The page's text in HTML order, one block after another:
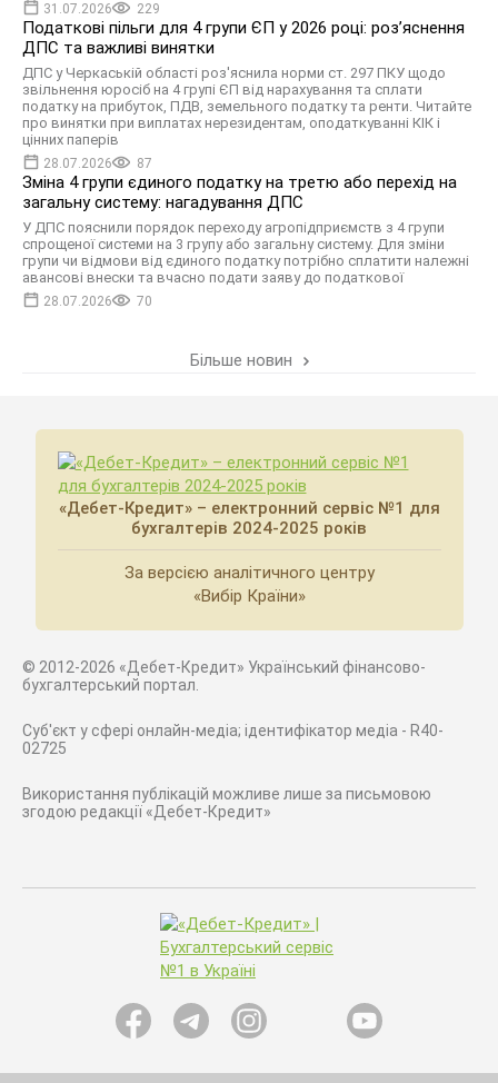
31.07.2026 229
Податкові пільги для 4 групи ЄП у 2026 році: роз’яснення
ДПС та важливі винятки
ДПС у Черкаській області роз'яснила норми ст. 297 ПКУ щодо
звільнення юросіб на 4 групі ЄП від нарахування та сплати
податку на прибуток, ПДВ, земельного податку та ренти. Читайте
про винятки при виплатах нерезидентам, оподаткуванні КІК і
цінних паперів
28.07.2026 87
Зміна 4 групи єдиного податку на третю або перехід на
загальну систему: нагадування ДПС
У ДПС пояснили порядок переходу агропідприємств з 4 групи
спрощеної системи на 3 групу або загальну систему. Для зміни
групи чи відмови від єдиного податку потрібно сплатити належні
авансові внески та вчасно подати заяву до податкової
28.07.2026 70
Більше новин
«Дебет-Кредит» – електронний сервіс №1 для
бухгалтерів 2024-2025 років
За версією аналітичного центру
«Вибір Країни»
© 2012-2026 «Дебет-Кредит» Український фінансово-
бухгалтерський портал.
Суб'єкт у сфері онлайн-медіа; ідентифікатор медіа - R40-
02725
Використання публікацій можливе лише за письмовою
згодою редакції «Дебет-Кредит»